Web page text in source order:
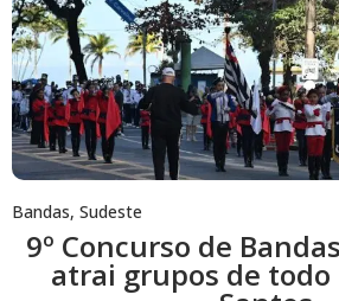
Bandas, Sudeste
9º Concurso de
atrai grupos de todo